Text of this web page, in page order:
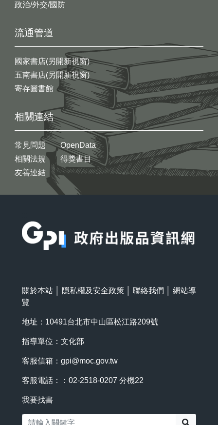
政治/外交/國防
流通管道
國家書店(另開新視窗)
五南書店(另開新視窗)
寄存圖書館
相關連結
常見問題
相關法規
友善連結
OpenData
得獎書目
關於本站 隱私權及安全政策 聯絡我們
網站導
覽
地址：10491台北市中山區松江路209號
指導單位：文化部
客服信箱： gpi@moc.gov.tw
客服電話：：02-2518-0207 分機22
我要找書